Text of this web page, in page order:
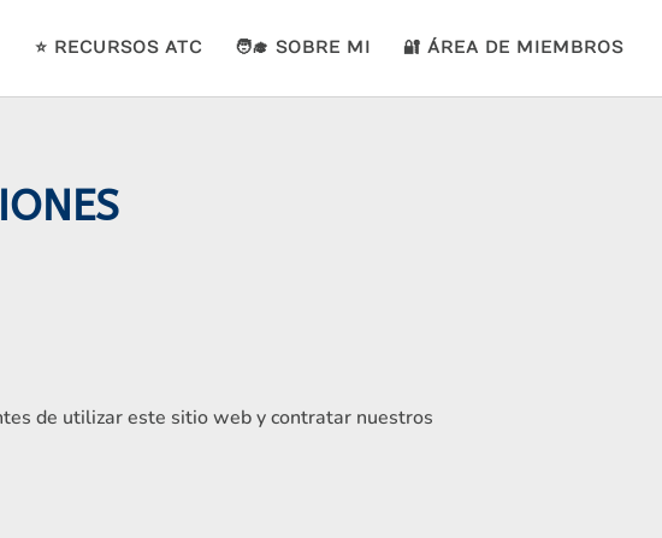
⭐ RECURSOS ATC 🧑‍🎓 SOBRE MI 🔐 ÁREA DE MIEMBROS
de utilizar este sitio web y contratar nuestros